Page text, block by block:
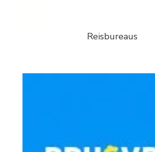
Reisbureaus